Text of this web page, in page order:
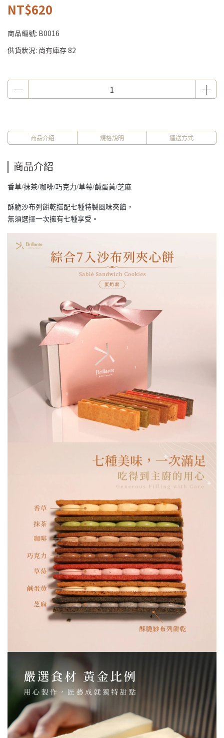
NT$620
商品編號: B0016
供貨狀況: 尚有庫存 82
商品介紹 規格說明 運送方式
商品介紹
香草/抹茶/咖啡/巧克力/草莓/鹹蛋黃/芝麻
酥脆沙布列餅乾搭配七種特製風味夾餡，
無須選擇一次擁有七種享受。